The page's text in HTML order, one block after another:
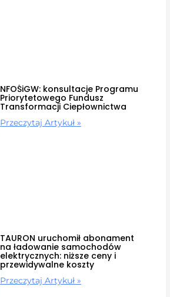
NFOŚiGW: konsultacje Programu
Priorytetowego Fundusz
Transformacji Ciepłownictwa
Przeczytaj Artykuł »
TAURON uruchomił abonament
na ładowanie samochodów
elektrycznych: niższe ceny i
przewidywalne koszty
Przeczytaj Artykuł »